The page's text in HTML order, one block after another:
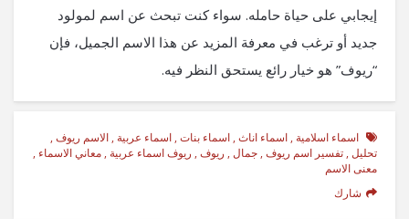
إيجابي على حياة حامله. سواء كنت تبحث عن اسم لمولود
جديد أو ترغب في معرفة المزيد عن هذا الاسم الجميل، فإن
“ريوف” هو خيار رائع يستحق النظر فيه.
اسماء اسلامية , اسماء اناث , اسماء بنات , اسماء عربية , الاسم ريوف ,
تحليل , تفسير اسم ريوف , جمال , ريوف , ريوف اسماء عربية , معاني الاسماء ,
معنى الاسم
شارك